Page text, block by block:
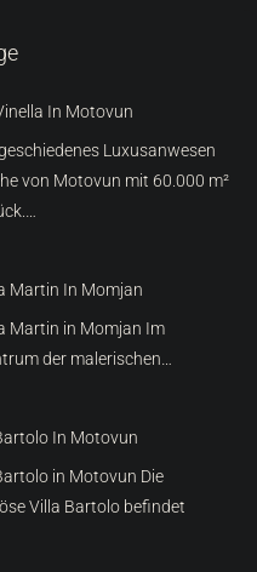
In Motovun
Luxusanwesen
von Motovun mit 60.000 m²
Martin In Momjan
Martin in Momjan Im
der malerischen…
In Motovun
in Motovun Die
Villa Bartolo befindet